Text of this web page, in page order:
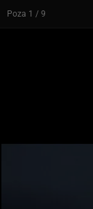
Poza 1 / 9